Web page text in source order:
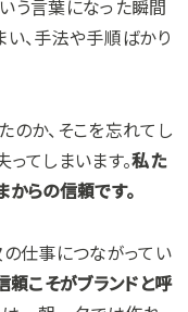
いう言葉になった瞬間
、手法や手順ばかり
のか、そこを忘れてし
てしまいます。私た
らの信頼です。
の仕事につながってい
頼こそがブランドと呼